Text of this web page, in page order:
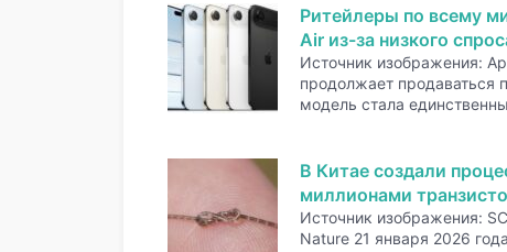
Ритейлеры по всему
Air из-за низкого
Источник изображения:
продолжает продаваться
модель стала
В Китае создали
миллионами
Источник изображения:
Nature 21 января 2026